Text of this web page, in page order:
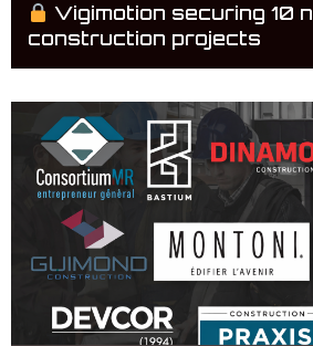
Vigimotion securing 10
construction projects